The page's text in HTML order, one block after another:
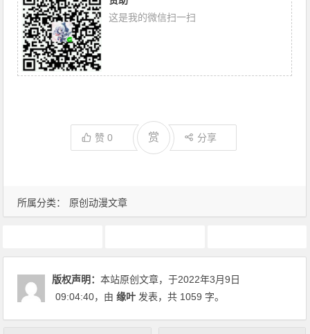
所属分类： 原创动漫文章
这是我的微信扫一扫
赞0 赏 分享
版权声明：本站原创文章，于2022年3月9日
09:04:40，由缘叶 发表，共 1059 字。